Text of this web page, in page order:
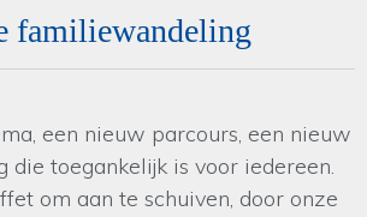
familiewandeling
een nieuw parcours, een nieuw
die toegankelijk is voor iedereen.
om aan te schuiven, door onze